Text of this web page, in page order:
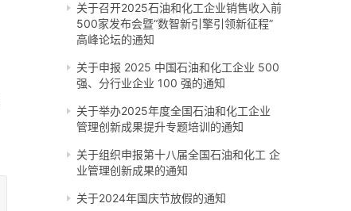
关于召开2025石油和化工企业销售收入前
500家发布会暨“数智新引擎引领新征程”
高峰论坛的通知
关于申报 2025 中国石油和化工企业 500
强、分行业企业 100 强的通知
关于举办2025年度全国石油和化工企业
管理创新成果提升专题培训的通知
关于组织申报第十八届全国石油和化工 企
业管理创新成果的通知
关于2024年国庆节放假的通知